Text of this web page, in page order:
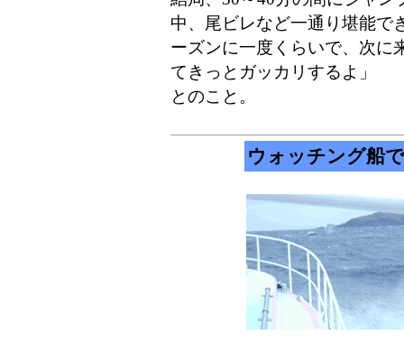
中、尾ビレなど一通り堪能で
ーズンに一度くらいで、次に
てきっとガッカリするよ」
とのこと。
ウォッチング船